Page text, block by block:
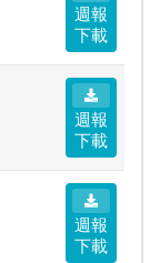
週報
下載
週報
下載
週報
下載